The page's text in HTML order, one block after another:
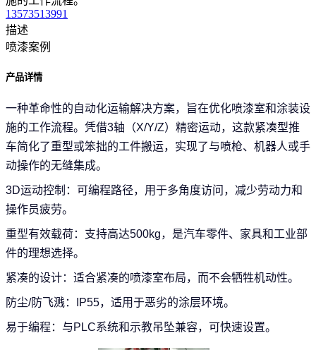
13573513991
描述
喷漆案例
产品详情
一种革命性的自动化运输解决方案，旨在优化喷漆室和涂装设
施的工作流程。 凭借3轴（X/Y/Z）精密运动，这款紧凑型推
车简化了重型或笨拙的工件搬运，实现了与喷枪、机器人或手
动操作的无缝集成。
3D运动控制：可编程路径，用于多角度访问，减少劳动力和
操作员疲劳。
重型有效载荷：支持高达500kg，是汽车零件、家具和工业部
件的理想选择。
紧凑的设计：适合紧凑的喷漆室布局，而不会牺牲机动性。
防尘/防飞溅：IP55，适用于恶劣的涂层环境。
易于编程：与PLC系统和示教吊坠兼容，可快速设置。